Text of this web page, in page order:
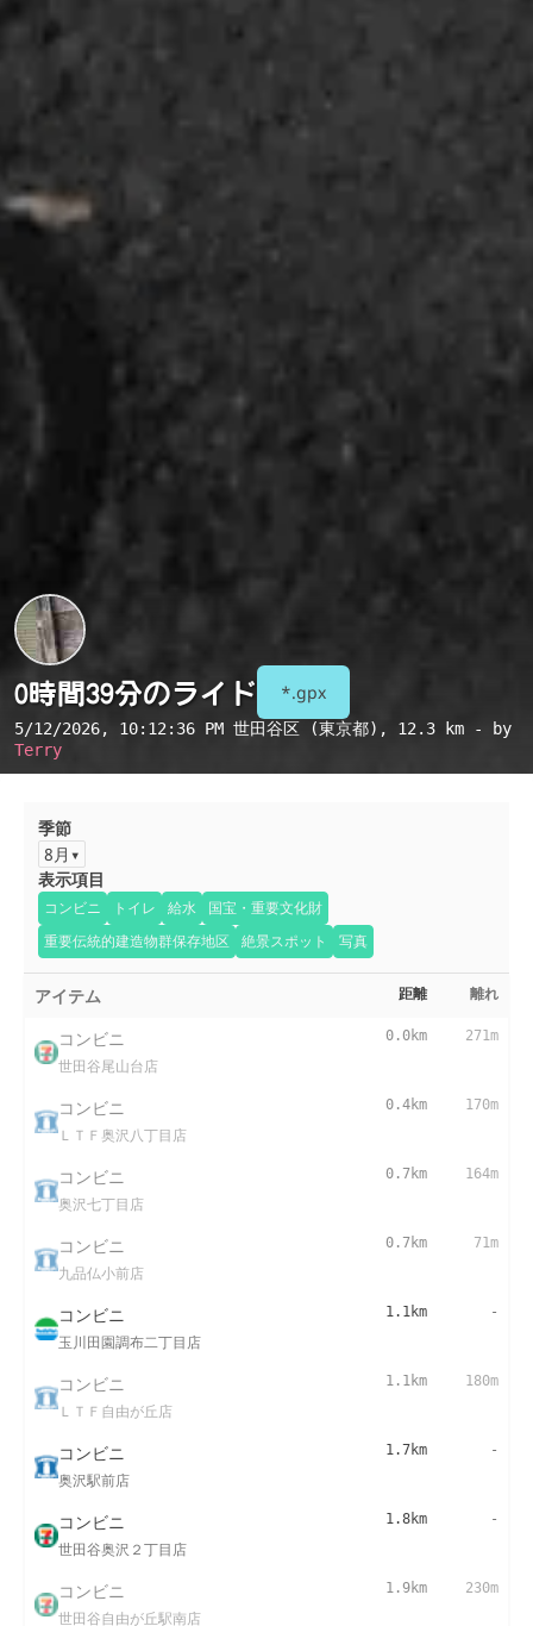
0時間39分のライド *.gpx
5/12/2026, 10:12:36 PM 世田谷区 (東京都) , 12.3 km - by
Terry
季節
8月
表示項目
コンビニ トイレ 給水
国宝・重要文化財
重要伝統的建造物群保存地区
絶景スポット 写真
アイテム 距離 離れ
コンビニ
世田谷尾山台店
0.0km 271m
コンビニ
ＬＴＦ奥沢八丁目店
0.4km 170m
コンビニ
奥沢七丁目店
0.7km 164m
コンビニ
九品仏小前店
0.7km 71m
コンビニ
玉川田園調布二丁目店
1.1km -
コンビニ
ＬＴＦ自由が丘店
1.1km 180m
コンビニ
奥沢駅前店
1.7km -
コンビニ
世田谷奥沢２丁目店
1.8km -
コンビニ
世田谷自由が丘駅南店
1.9km 230m